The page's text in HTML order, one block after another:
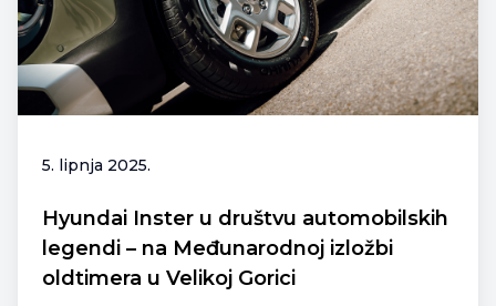
5. lipnja 2025.
Hyundai Inster u društvu automobilskih
legendi – na Međunarodnoj izložbi
oldtimera u Velikoj Gorici